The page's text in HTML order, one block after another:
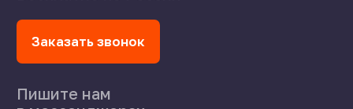
Политика конфиденциальности